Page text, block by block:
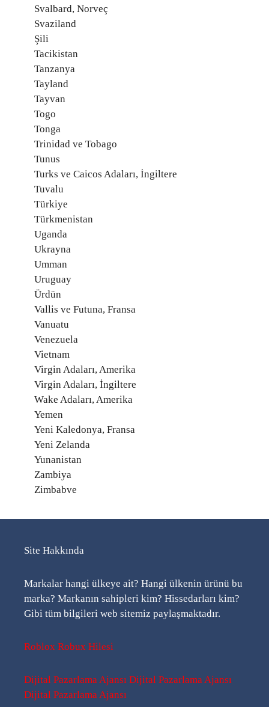
Svalbard, Norveç
Svaziland
Şili
Tacikistan
Tanzanya
Tayland
Tayvan
Togo
Tonga
Trinidad ve Tobago
Tunus
Turks ve Caicos Adaları, İngiltere
Tuvalu
Türkiye
Türkmenistan
Uganda
Ukrayna
Umman
Uruguay
Ürdün
Vallis ve Futuna, Fransa
Vanuatu
Venezuela
Vietnam
Virgin Adaları, Amerika
Virgin Adaları, İngiltere
Wake Adaları, Amerika
Yemen
Yeni Kaledonya, Fransa
Yeni Zelanda
Yunanistan
Zambiya
Zimbabve
Site Hakkında
Markalar hangi ülkeye ait? Hangi ülkenin ürünü bu
marka? Markanın sahipleri kim? Hissedarları kim?
Gibi tüm bilgileri web sitemiz paylaşmaktadır.
Roblox Robux Hilesi
Dijital Pazarlama Ajansı Dijital Pazarlama Ajansı
Dijital Pazarlama Ajansı